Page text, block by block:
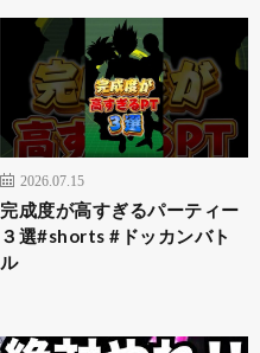
2026.07.15
完成度が高すぎるパーティー
３選#shorts #ドッカンバト
ル